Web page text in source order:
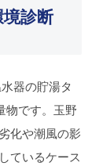
診断
器の貯湯タ
物です。玉野
化や潮風の影
ているケース